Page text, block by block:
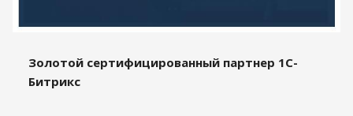
Золотой сертифицированный партнер 1С-
Битрикс